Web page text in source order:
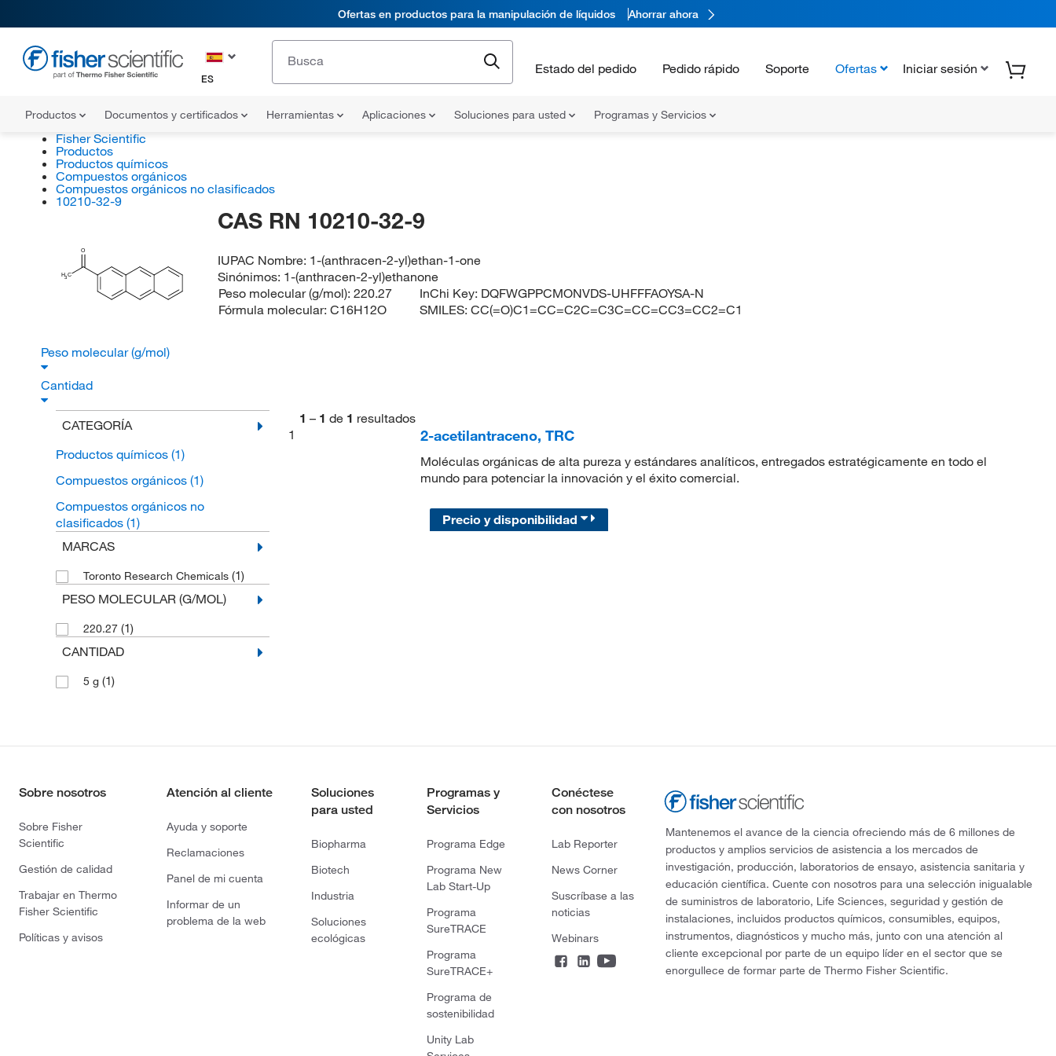
Ofertas en productos para la manipulación de líquidos Ahorrar ahora
ES
Estado del pedido Pedido rápido Soporte Ofertas Iniciar sesión
Productos Documentos y certificados Herramientas Aplicaciones Soluciones para usted Programas y Servicios
Fisher Scientific
Productos
Productos químicos
Compuestos orgánicos
Compuestos orgánicos no clasificados
10210-32-9
H3C
O
CAS RN 10210-32-9
IUPAC Nombre: 1-(anthracen-2-yl)ethan-1-one
Sinónimos: 1-(anthracen-2-yl)ethanone
Peso molecular (g/mol): 220.27
Fórmula molecular: C16H12O
InChi Key: DQFWGPPCMONVDS-UHFFFAOYSA-N
SMILES:CC(=O)C1=CC=C2C=C3C=CC=CC3=CC2=C1
Peso molecular (g/mol)
Cantidad
CATEGORÍA
Productos químicos (1)
Compuestos orgánicos (1)
Compuestos orgánicos no
clasificados (1)
MARCAS
Toronto Research Chemicals (1)
PESO MOLECULAR (G/MOL)
220.27 (1)
CANTIDAD
5 g (1)
1 – 1 de 1 resultados
1
2-acetilantraceno, TRC
Moléculas orgánicas de alta pureza y estándares analíticos, entregados estratégicamente en todo el
mundo para potenciar la innovación y el éxito comercial.
Precio y disponibilidad
Sobre nosotros
Sobre Fisher
Scientific
Gestión de calidad
Trabajar en Thermo
Fisher Scientific
Políticas y avisos
Atención al cliente
Ayuda y soporte
Reclamaciones
Panel de mi cuenta
Informar de un
problema de la web
Soluciones
para usted
Biopharma
Biotech
Industria
Soluciones
ecológicas
Programas y
Servicios
Programa Edge
Programa New
Lab Start-Up
Programa
SureTRACE
Programa
SureTRACE+
Programa de
sostenibilidad
Unity Lab
Conéctese
con nosotros
Lab Reporter
News Corner
Suscríbase a las
noticias
Webinars
Mantenemos el avance de la ciencia ofreciendo más de 6 millones de
productos y amplios servicios de asistencia a los mercados de
investigación, producción, laboratorios de ensayo, asistencia sanitaria y
educación científica. Cuente con nosotros para una selección inigualable
de suministros de laboratorio, Life Sciences, seguridad y gestión de
instalaciones, incluidos productos químicos, consumibles, equipos,
instrumentos, diagnósticos y mucho más, junto con una atención al
cliente excepcional por parte de un equipo líder en el sector que se
enorgullece de formar parte de Thermo Fisher Scientific.